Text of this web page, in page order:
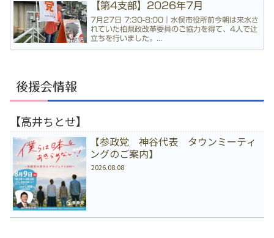
【第4支部】2026年7月
7月27日 7:30-8:00｜水俣市役所前今朝は来水さ
れていた柏県政改革委員のご協力を得て、4人で辻
立ちを行いました。...
後援会情報
【高井ちとせ】
【参政党 神谷代表 タウンミーティ
ングのご案内】
2026.08.08